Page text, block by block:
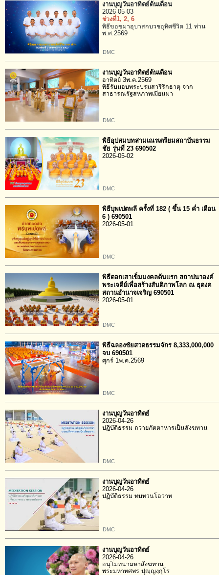
งานบุญวันอาทิตย์ต้นเดือน
2026-05-03
ช่วงที่1, 2, 6
พิธีขอขมาอุบาสกบวชอุทิศชีวิต 11 ท่าน
พ.ศ.2569
DMC
งานบุญวันอาทิตย์ต้นเดือน
อาทิตย์ 3พ.ค.2569
พิธีรับมอบพระบรมสารีริกธาตุ จาก
สาธารณรัฐสหภาพเมียนมา
DMC
พิธีอุปสมบทสามเณรเตรียมสถาบันธรรม
ชัย รุ่นที่ 23 690502
2026-05-02
DMC
พิธีบุพเปตพลี ครั้งที่ 182 ( ขึ้น 15 ค่ำ เดือน
6 ) 690501
2026-05-01
DMC
พิธีตอกเสาเข็มมงคลต้นแรก สถาปนาองค์
พระเจดีย์เพื่อสร้างสันติภาพโลก ณ ธุดงค
สถานอำนาจเจริญ 690501
2026-05-01
DMC
พิธีฉลองชัยสวดธรรมจักร 8,333,000,000
จบ 690501
ศุกร์ 1พ.ค.2569
DMC
งานบุญวันอาทิตย์
2026-04-26
ปฏิบัติธรรม ถวายภัตตาหารเป็นสังฆทาน
DMC
งานบุญวันอาทิตย์
2026-04-26
ปฏิบัติธรรม ทบทวนโอวาท
DMC
งานบุญวันอาทิตย์
2026-04-26
อนุโมทนามหาสังฆทาน
พระมหาทศพร ปุญฺญงฺกุโร